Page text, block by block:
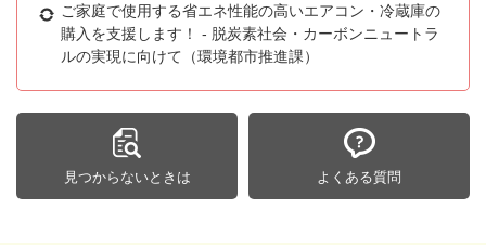
ご家庭で使用する省エネ性能の高いエアコン・冷蔵庫の
購入を支援します！ - 脱炭素社会・カーボンニュートラ
ルの実現に向けて（環境都市推進課）
見つからないときは よくある質問